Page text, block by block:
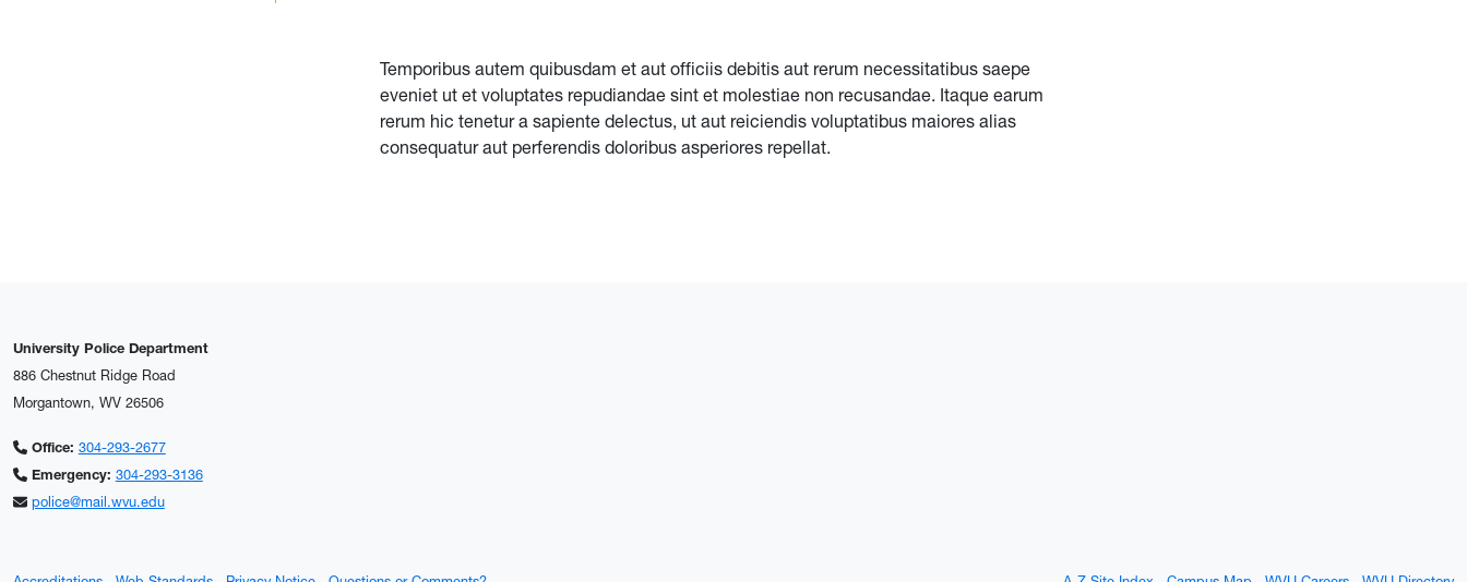
Temporibus autem quibusdam et aut officiis debitis aut rerum necessitatibus saepe
eveniet ut et voluptates repudiandae sint et molestiae non recusandae. Itaque earum
rerum hic tenetur a sapiente delectus, ut aut reiciendis voluptatibus maiores alias
consequatur aut perferendis doloribus asperiores repellat.
University Police Department
886 Chestnut Ridge Road
Morgantown, WV 26506
Office: 304-293-2677
Emergency: 304-293-3136
police@mail.wvu.edu